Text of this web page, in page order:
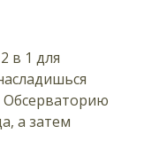
в 1 для
Обсерваторию
а затем